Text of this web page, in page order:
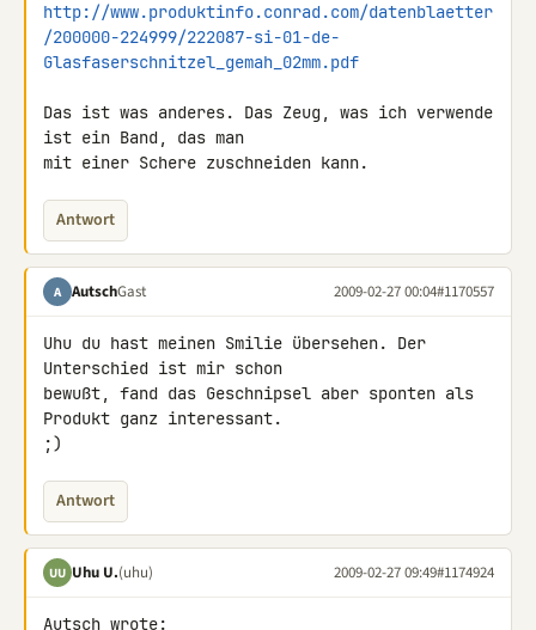
http://www.produktinfo.conrad.com/datenblaetter
/200000-224999/222087-si-01-de-
Glasfaserschnitzel_gemah_02mm.pdf
Das ist was anderes. Das Zeug, was ich verwende
ist ein Band, das man
mit einer Schere zuschneiden kann.
Antwort
A AutschGast 2009-02-27 00:04#1170557
Uhu du hast meinen Smilie übersehen. Der
Unterschied ist mir schon
bewußt, fand das Geschnipsel aber sponten als
Produkt ganz interessant.
;)
Antwort
UU Uhu U.(uhu) 2009-02-27 09:49#1174924